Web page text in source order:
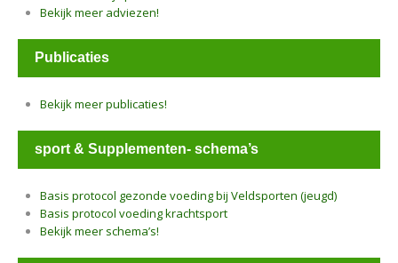
Bekijk meer adviezen!
Publicaties
Bekijk meer publicaties!
sport & Supplementen- schema’s
Basis protocol gezonde voeding bij Veldsporten (jeugd)
Basis protocol voeding krachtsport
Bekijk meer schema’s!